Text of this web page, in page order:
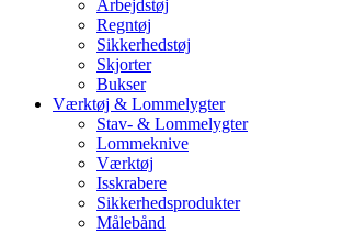
Arbejdstøj
Regntøj
Sikkerhedstøj
Skjorter
Bukser
Værktøj & Lommelygter
Stav- & Lommelygter
Lommeknive
Værktøj
Isskrabere
Sikkerhedsprodukter
Målebånd